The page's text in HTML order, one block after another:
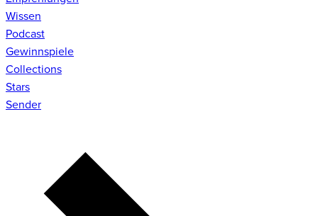
Wissen
Podcast
Gewinnspiele
Collections
Stars
Sender